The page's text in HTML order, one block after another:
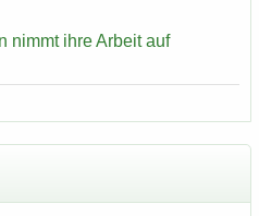
nimmt ihre Ar­beit auf